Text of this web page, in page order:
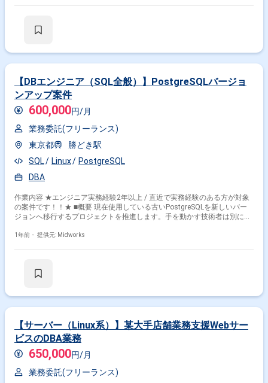
DB ・Oracle ・Stored Procedure
【DBエンジニア（SQL全般）】PostgreSQLバージョ
ンアップ案件
600,000円/月
業務委託(フリーランス)
東京都
勝どき駅
SQL
Linux
PostgreSQL
DBA
作業内容 ★エンジニア実務経験2年以上 / 直近で実務経験のある方が対象
の案件です！！★ ■概要 現在使用している古いPostgreSQLを新しいバー
ジョンへ移行するプロジェクトを推進します。手を動かす技術者は別にい
PostgreSQLの移行経験があり、システム運用の知識を持つ方に最適な案件
1年前・ 提供元: Midworks
【サーバー（Linux系）】某大手店舗業務支援Webサー
ビスのDBA業務
650,000円/月
業務委託(フリーランス)